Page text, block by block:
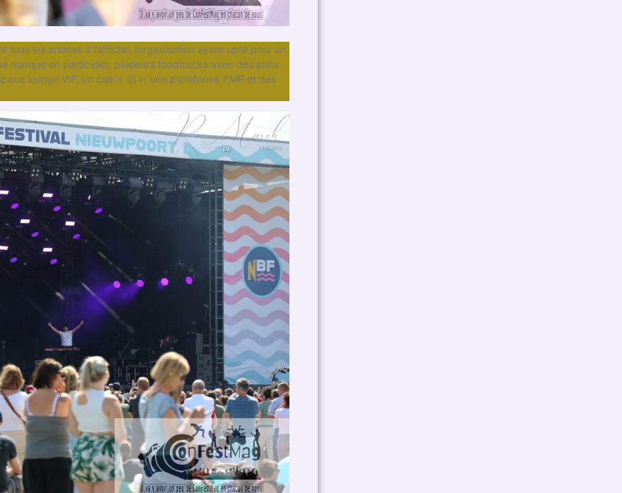
les artistes à l’affiche, l’organisation ayant opté pour un
marque en particulier, plusieurs foodtrucks avec des plats
lounge VIP, un coin « Dj », une plateforme PMR et des